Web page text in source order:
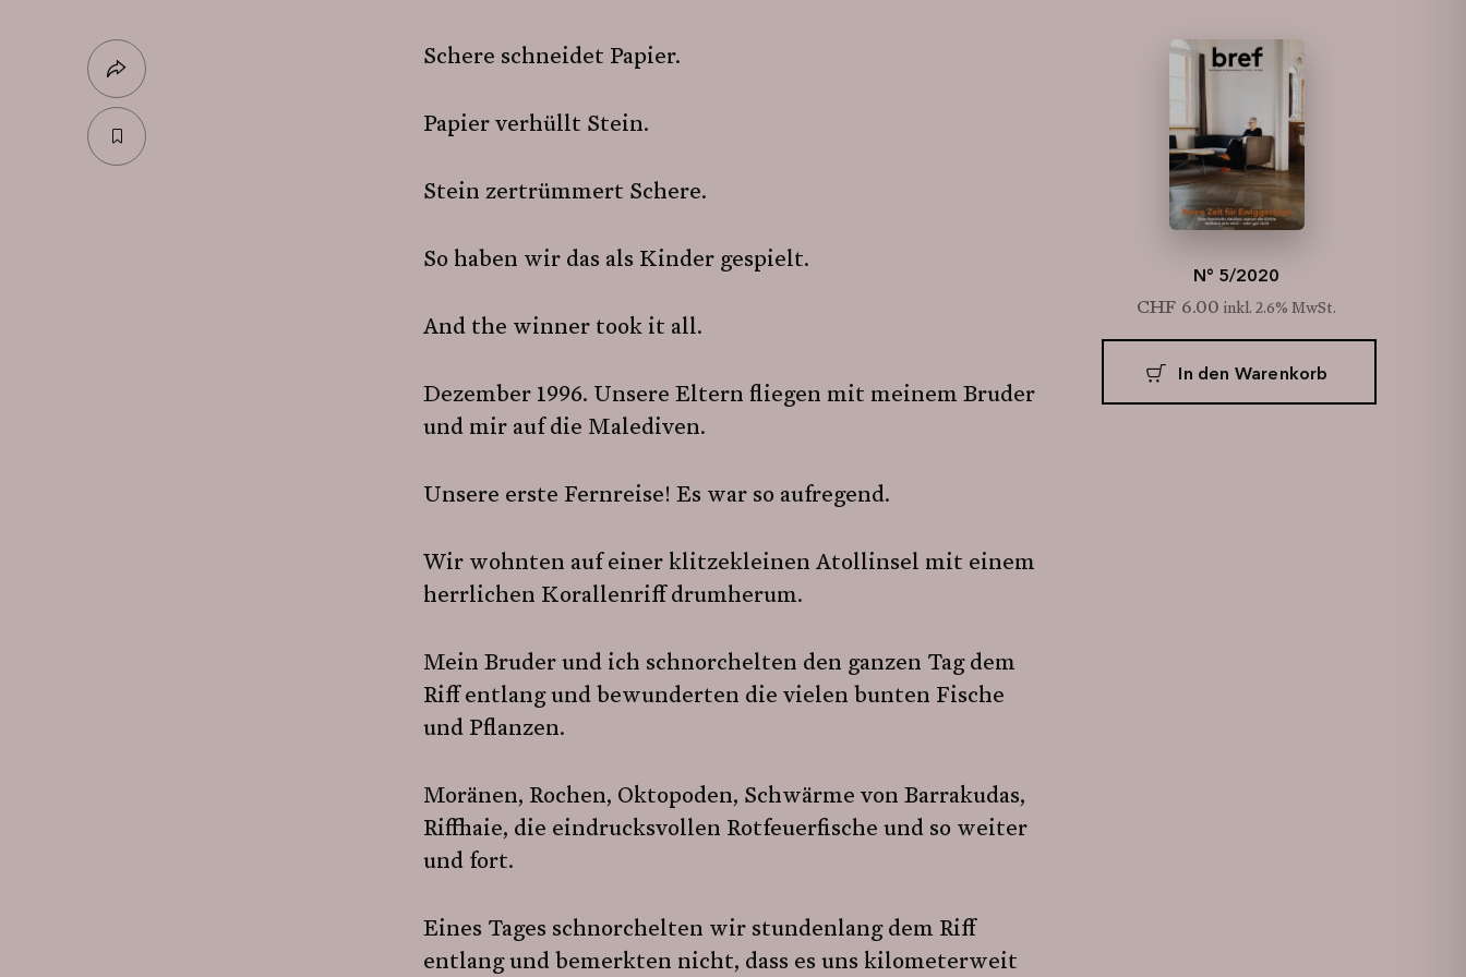
Schere schneidet Papier.
Papier verhüllt Stein.
Stein zertrümmert Schere.
So haben wir das als Kinder gespielt.
And the winner took it all.
Dezember 1996. Unsere Eltern fliegen mit meinem Bruder
und mir auf die Malediven.
Unsere erste Fernreise! Es war so aufregend.
Wir wohnten auf einer klitzekleinen Atollinsel mit einem
herrlichen Korallenriff drumherum.
Mein Bruder und ich schnorchelten den ganzen Tag dem
Riff entlang und bewunderten die vielen bunten Fische
und Pflanzen.
Moränen, Rochen, Oktopoden, Schwärme von Barrakudas,
Riffhaie, die eindrucksvollen Rotfeuerfische und so weiter
und fort.
Eines Tages schnorchelten wir stundenlang dem Riff
entlang und bemerkten nicht, dass es uns kilometerweit
N° 5/2020
CHF 6.00 inkl. 2.6% MwSt.
In den Warenkorb